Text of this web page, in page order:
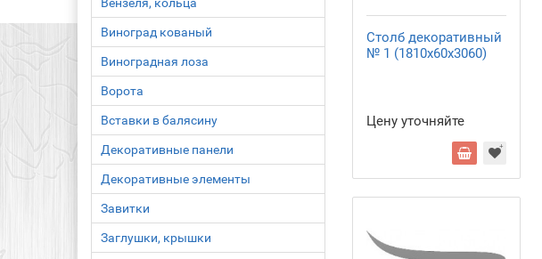
Виноград кованый
Виноградная лоза
Ворота
Вставки в балясину
Декоративные панели
Декоративные элементы
Завитки
Заглушки, крышки
Столб декоративный
№ 1 (1810х60х3060)
Цену уточняйте